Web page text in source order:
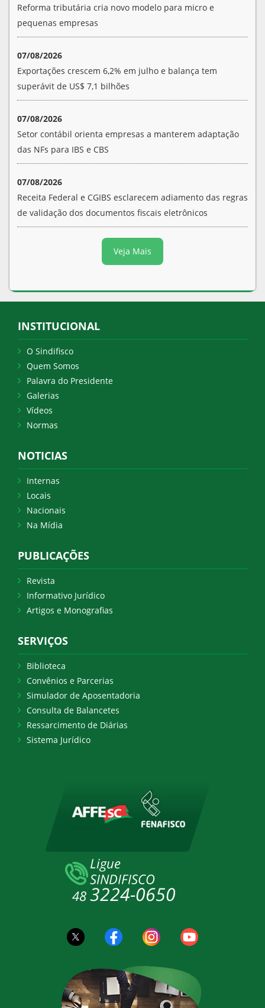
Reforma tributária cria novo modelo para micro e
pequenas empresas
07/08/2026
Exportações crescem 6,2% em julho e balança tem
superávit de US$ 7,1 bilhões
07/08/2026
Setor contábil orienta empresas a manterem adaptação
das NFs para IBS e CBS
07/08/2026
Receita Federal e CGIBS esclarecem adiamento das regras
de validação dos documentos fiscais eletrônicos
Veja Mais
INSTITUCIONAL
O Sindifisco
Quem Somos
Palavra do Presidente
Galerias
Vídeos
Normas
NOTICIAS
Internas
Locais
Nacionais
Na Mídia
PUBLICAÇÕES
Revista
Informativo Jurídico
Artigos e Monografias
SERVIÇOS
Biblioteca
Convênios e Parcerias
Simulador de Aposentadoria
Consulta de Balancetes
Ressarcimento de Diárias
Sistema Jurídico